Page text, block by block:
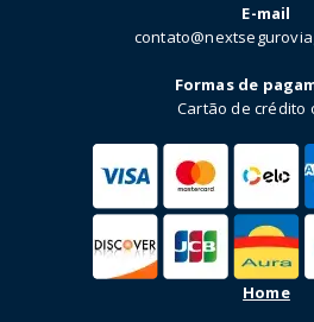
E-mail
Formas de
Cartão de crédito
Home